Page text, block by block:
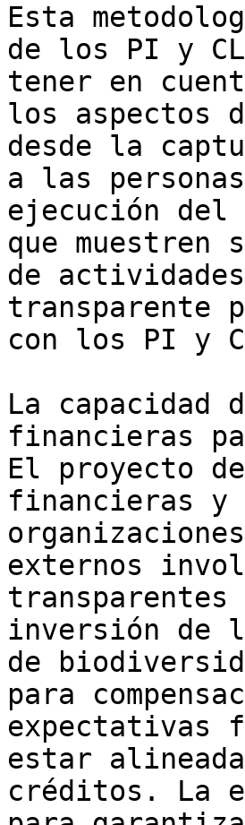
Esta
de los PI y
tener en
los aspectos
desde la
a las
ejecución del
que
de
transparente
con los PI y
La capacidad
financieras
El proyecto
financieras y
externos
inversión de
de
para
expectativas
estar
créditos. La